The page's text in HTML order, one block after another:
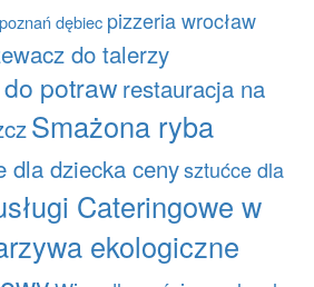
dębiec pizzeria wrocław
do talerzy
potraw restauracja na
Smażona ryba
dla dziecka cenysztućce dla
Cateringowe w
ekologiczne